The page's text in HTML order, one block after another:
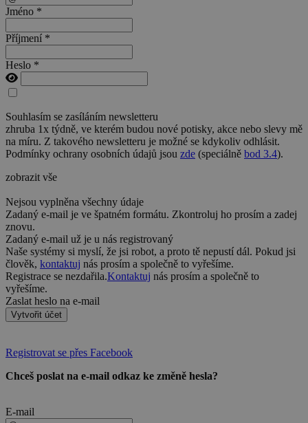
Jméno *
Příjmení *
Heslo *
Souhlasím se zasíláním newsletteru
zhruba 1x týdně, ve kterém budou nové potisky, akce nebo slevy mě
na míru. Z takového newsletteru je možné se kdykoliv odhlásit.
Podmínky ochrany osobních údajů jsou zde (speciálně bod 3.4).
zobrazit vše
Nejsou vyplněna všechny údaje
Zadaný e-mail je ve špatném formátu. Zkontroluj ho prosím a zadej
znovu.
Zadaný e-mail už je u nás registrovaný
Naše systémy si myslí, že jsi robot, a proto tě nepustí dál. Pokud jsi
člověk, kontaktuj nás prosím a společně to vyřešíme.
Registrace se nezdařila.Kontaktuj nás prosím a společně to
vyřešíme.
Zaslat heslo na e-mail
Vytvořit účet
Registrovat se přes Facebook
Chceš poslat na e-mail odkaz ke změně hesla?
E-mail